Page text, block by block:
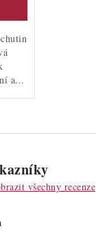
a...
všechny recenze